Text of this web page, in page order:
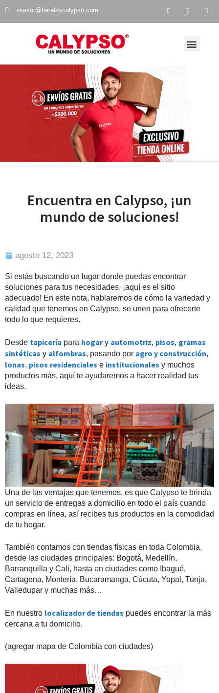
asesor@tiendascalypso.com
Encuentra en Calypso, ¡un
mundo de soluciones!
agosto 12, 2023
Si estás buscando un lugar donde puedas encontrar
soluciones para tus necesidades, ¡aquí es el sitio
adecuado! En este nota, hablaremos de cómo la variedad y
calidad que tenemos en Calypso, se unen para ofrecerte
todo lo que requieres.
Desde tapicería para hogary automotriz, pisos, gramas
sintéticas y alfombras, pasando por agro y construcción,
lonas, pisos residenciales e institucionales y muchos
productos más, aquí te ayudaremos a hacer realidad tus
ideas.
Una de las ventajas que tenemos, es que Calypso te brinda
un servicio de entregas a domicilio en todo el país cuando
compras en línea, así recibes tus productos en la comodidad
de tu hogar.
También contamos con tiendas físicas en toda Colombia,
desde las ciudades principales: Bogotá, Medellín,
Barranquilla y Cali, hasta en ciudades como Ibagué,
Cartagena, Montería, Bucaramanga, Cúcuta, Yopal, Tunja,
Valledupar y muchas más…
En nuestro localizador de tiendas puedes encontrar la más
cercana a tu domicilio.
(agregar mapa de Colombia con ciudades)